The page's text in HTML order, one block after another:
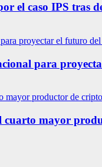
el caso IPS tras
para
cuarto mayor